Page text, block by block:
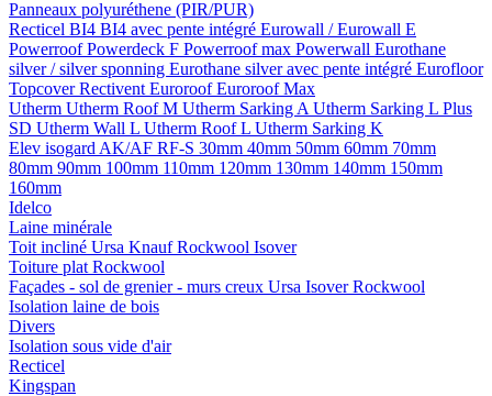
Panneaux polyuréthene (PIR/PUR)
Recticel BI4 BI4 avec pente intégré Eurowall / Eurowall E
PowerroofPowerdeck F Powerroof max Powerwall Eurothane
silver / silver sponning Eurothane silver avec pente intégré Eurofloor
TopcoverRectivent EuroroofEuroroof Max
Utherm Utherm Roof M Utherm Sarking A Utherm Sarking L Plus
SD Utherm Wall L Utherm Roof L Utherm Sarking K
Elev isogard AK/AF RF-S 30mm 40mm 50mm 60mm 70mm
80mm 90mm 100mm 110mm 120mm 130mm 140mm 150mm
160mm
Idelco
Laine minérale
Toit incliné Ursa KnaufRockwool Isover
Toiture plat Rockwool
Façades - sol de grenier - murs creux Ursa IsoverRockwool
Isolation laine de bois
Divers
Isolation sous vide d'air
Recticel
Kingspan